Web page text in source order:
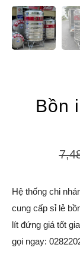
Bồn
Hệ thống chi
cung cấp sỉ lẻ
lít đứng giá tốt
gọi ngay: